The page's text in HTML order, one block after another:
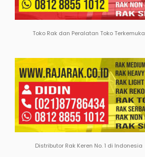
Toko Rak dan Peralatan Toko Terkemuka
Distributor Rak Keren No. 1 di Indonesia